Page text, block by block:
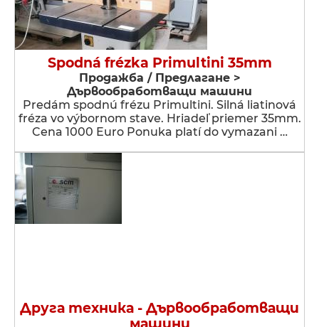
Spodná frézka Primultini 35mm
Продажба / Предлагане >
Дървообработващи машини
Predám spodnú frézu Primultini. Silná liatinová
fréza vo výbornom stave. Hriadeľ priemer 35mm.
Cena 1000 Euro Ponuka platí do vymazani …
Друга техника - Дървообработващи